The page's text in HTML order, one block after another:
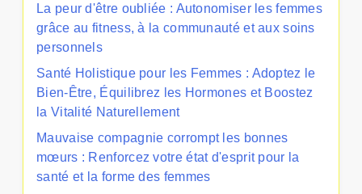
La peur d'être oubliée : Autonomiser les femmes
grâce au fitness, à la communauté et aux soins
personnels
Santé Holistique pour les Femmes : Adoptez le
Bien-Être, Équilibrez les Hormones et Boostez
la Vitalité Naturellement
Mauvaise compagnie corrompt les bonnes
mœurs : Renforcez votre état d'esprit pour la
santé et la forme des femmes